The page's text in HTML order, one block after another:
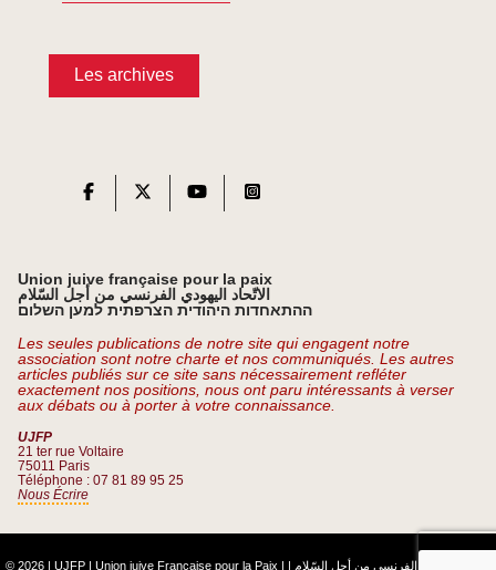
Les archives
Union juive française pour la paix
الاتّحاد اليهودي الفرنسي من أجل السّلام
ההתאחדות היהודית הצרפתית למען השלום
Les seules publications de notre site qui engagent notre
association sont notre charte et nos communiqués. Les autres
articles publiés sur ce site sans nécessairement refléter
exactement nos positions, nous ont paru intéressants à verser
aux débats ou à porter à votre connaissance.
UJFP
21 ter rue Voltaire
75011 Paris
Téléphone : 07 81 89 95 25
Nous Écrire
© 2026 | UJFP | Union juive Française pour la Paix | الاتّحاد اليهودي الفرنسي من أجل السّلام |